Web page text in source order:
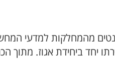
מהמחלקות למדעי
יחד ביחידת אגוז. מתוך